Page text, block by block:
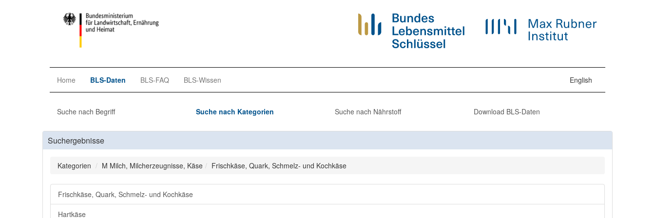
Home BLS-Daten BLS-FAQ BLS-Wissen English
Suche nach Begriff Suche nach Kategorien Suche nach Nährstoff Download BLS-Daten
Suchergebnisse
Kategorien M Milch, Milcherzeugnisse, Käse Frischkäse, Quark, Schmelz- und Kochkäse
Frischkäse, Quark, Schmelz- und Kochkäse
Hartkäse